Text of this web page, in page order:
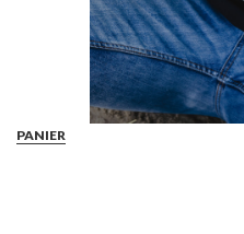
PANIER